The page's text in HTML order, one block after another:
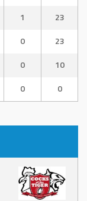
1
23
0
23
0
10
0 0